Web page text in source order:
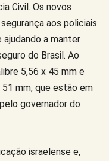
Civil. Os novos
aos policiais
a manter
do Brasil. Ao
5,56 x 45 mm e
mm, que estão em
governador do
israelense e,